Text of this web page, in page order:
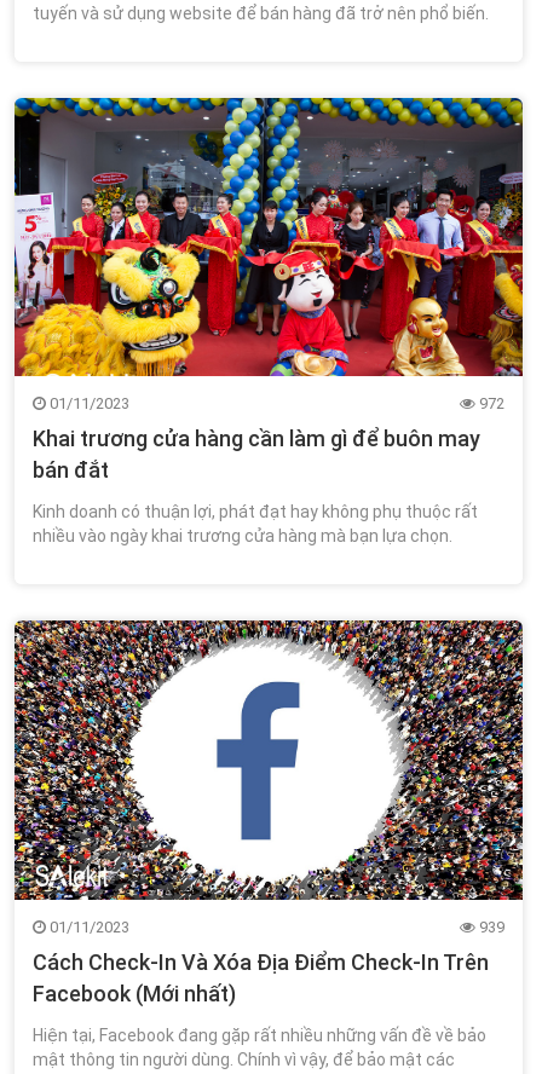
tuyến và sử dụng website để bán hàng đã trở nên phổ biến.
01/11/2023 972
Khai trương cửa hàng cần làm gì để buôn may
bán đắt
Kinh doanh có thuận lợi, phát đạt hay không phụ thuộc rất
nhiều vào ngày khai trương cửa hàng mà bạn lựa chọn.
01/11/2023 939
Cách Check-In Và Xóa Địa Điểm Check-In Trên
Facebook (Mới nhất)
Hiện tại, Facebook đang gặp rất nhiều những vấn đề về bảo
mật thông tin người dùng. Chính vì vậy, để bảo mật các